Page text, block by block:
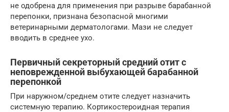
не одобрена для применения при разрыве барабанной
перепонки, признана безопасной многими
ветеринарными дерматологами. Мази не следует
вводить в среднее ухо.
Первичный секреторный средний отит с
неповрежденной выбухающей барабанной
перепонкой
При наружном/среднем отите следует назначить
системную терапию. Кортикостероидная терапия